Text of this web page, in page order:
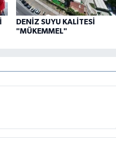
DENİZ SUYU KALİTESİ
"MÜKEMMEL"